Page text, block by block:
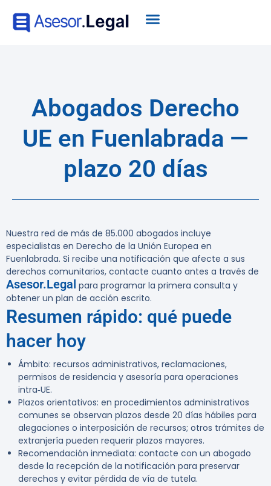
Abogados Derecho
UE en Fuenlabrada —
plazo 20 días
Nuestra red de más de 85.000 abogados incluye
especialistas en Derecho de la Unión Europea en
Fuenlabrada. Si recibe una notificación que afecte a sus
derechos comunitarios, contacte cuanto antes a través de
Asesor.Legal para programar la primera consulta y
obtener un plan de acción escrito.
Resumen rápido: qué puede
hacer hoy
Ámbito: recursos administrativos, reclamaciones,
permisos de residencia y asesoría para operaciones
intra‑UE.
Plazos orientativos: en procedimientos administrativos
comunes se observan plazos desde 20 días hábiles para
alegaciones o interposición de recursos; otros trámites de
extranjería pueden requerir plazos mayores.
Recomendación inmediata: contacte con un abogado
desde la recepción de la notificación para preservar
derechos y evitar pérdida de vía de tutela.